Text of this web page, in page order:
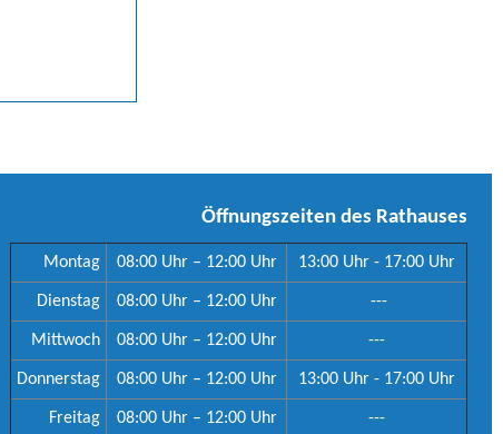
Öffnungszeiten des Rathauses
Montag 08:00 Uhr – 12:00 Uhr 13:00 Uhr - 17:00 Uhr
Dienstag 08:00 Uhr – 12:00 Uhr ---
Mittwoch 08:00 Uhr – 12:00 Uhr ---
Donnerstag 08:00 Uhr – 12:00 Uhr 13:00 Uhr - 17:00 Uhr
Freitag 08:00 Uhr – 12:00 Uhr ---